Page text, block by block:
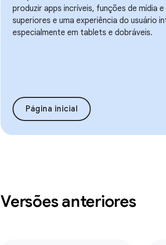
produzir apps incríveis, funções de mídia
superiores e uma experiência do usuário
especialmente em tablets e dobráveis.
Página inicial
Versões anteriores